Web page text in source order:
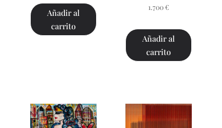
Añadir al
carrito
1.700 €
Añadir al
carrito